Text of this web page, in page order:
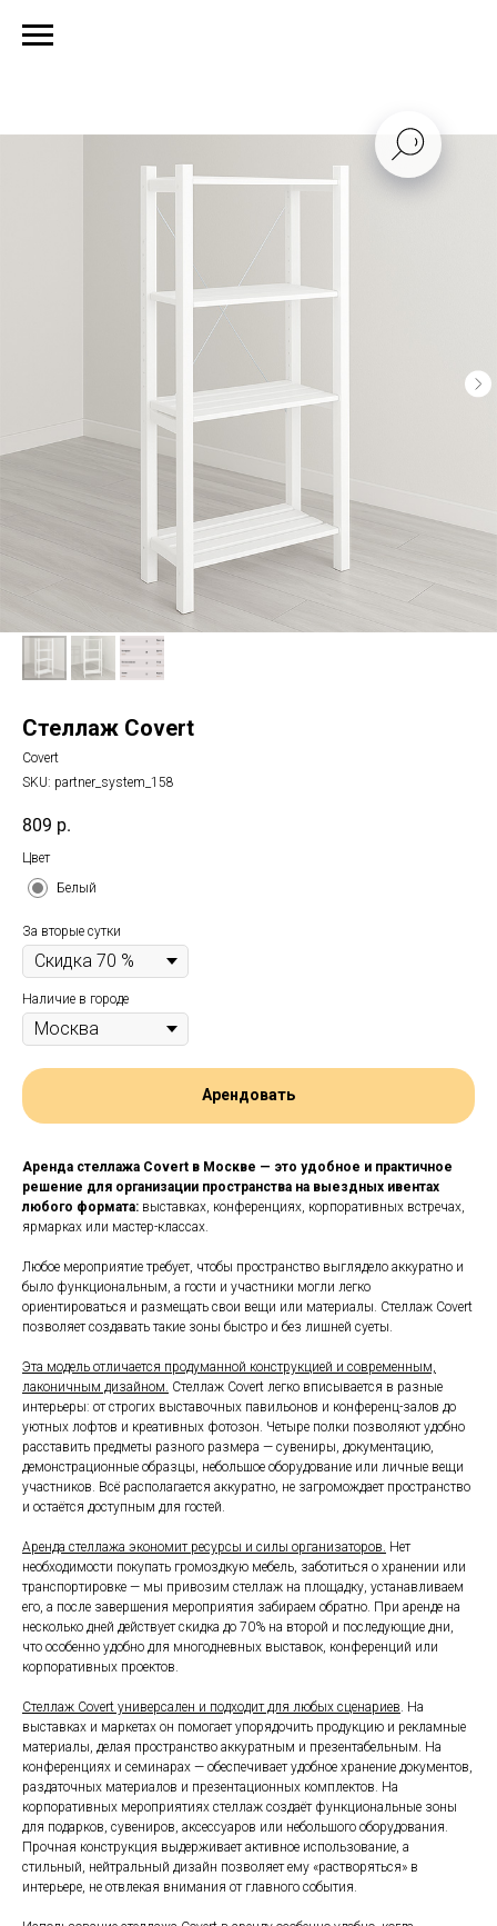
Стеллаж Covert
Covert
SKU: partner_system_158
809 р.
Цвет
Белый
За вторые сутки
Наличие в городе
Арендовать
Аренда стеллажа Covert в Москве — это удобное и практичное
решение для организации пространства на выездных ивентах
любого формата: выставках, конференциях, корпоративных встречах,
ярмарках или мастер-классах.
Любое мероприятие требует, чтобы пространство выглядело аккуратно и
было функциональным, а гости и участники могли легко
ориентироваться и размещать свои вещи или материалы. Стеллаж Covert
позволяет создавать такие зоны быстро и без лишней суеты.
Эта модель отличается продуманной конструкцией и современным,
лаконичным дизайном. Стеллаж Covert легко вписывается в разные
интерьеры: от строгих выставочных павильонов и конференц-залов до
уютных лофтов и креативных фотозон. Четыре полки позволяют удобно
расставить предметы разного размера — сувениры, документацию,
демонстрационные образцы, небольшое оборудование или личные вещи
участников. Всё располагается аккуратно, не загромождает пространство
и остаётся доступным для гостей.
Аренда стеллажа экономит ресурсы и силы организаторов. Нет
необходимости покупать громоздкую мебель, заботиться о хранении или
транспортировке — мы привозим стеллаж на площадку, устанавливаем
его, а после завершения мероприятия забираем обратно. При аренде на
несколько дней действует скидка до 70% на второй и последующие дни,
что особенно удобно для многодневных выставок, конференций или
корпоративных проектов.
Стеллаж Covert универсален и подходит для любых сценариев . На
выставках и маркетах он помогает упорядочить продукцию и рекламные
материалы, делая пространство аккуратным и презентабельным. На
конференциях и семинарах — обеспечивает удобное хранение документов,
раздаточных материалов и презентационных комплектов. На
корпоративных мероприятиях стеллаж создаёт функциональные зоны
для подарков, сувениров, аксессуаров или небольшого оборудования.
Прочная конструкция выдерживает активное использование, а
стильный, нейтральный дизайн позволяет ему «растворяться» в
интерьере, не отвлекая внимания от главного события.